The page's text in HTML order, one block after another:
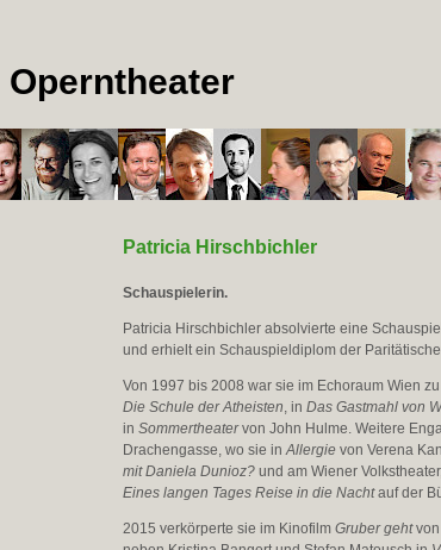
Operntheater
Patricia Hirschbichler
Schauspielerin.
Patricia Hirschbichler absolvierte eine
und erhielt ein Schauspieldiplom der
Von 1997 bis 2008 war sie im Echoraum Wien
Die Schule der Atheisten, in Das Gastmahl von
in Sommertheatervon John Hulme. Weitere
Drachengasse, wo sie inAllergievon Verena
mit Daniela Dunioz?und am Wiener
Eines langen Tages Reise in die Nachtauf der
2015 verkörperte sie im Kinofilm Gruber gehtvon